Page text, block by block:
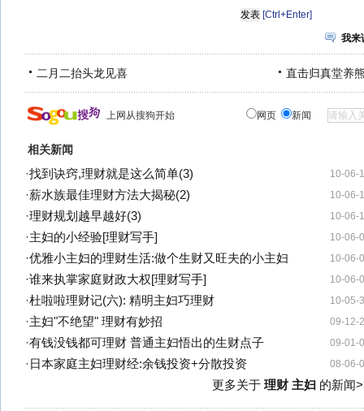
[Ctrl+Enter]
我来
二月二抬头龙见喜 直击归真堂养
上网从搜狗开始 网页 新闻
相关新闻
10-06-
·找到诀窍,理财就是这么简单(3)
10-06-
·薪水族最佳理财方法大揭秘(2)
10-06-
·理财规划越早越好(3)
10-06-
·主妇的小经验[理财写手]
10-06-
·优雅小主妇的理财生活:做个生财又旺夫的小主妇
10-06-
·谁来执掌家庭财政大权[理财写手]
10-05-
·杜啦啦理财记(六): 精明主妇巧理财
09-12-
·主妇"不绝望" 理财有妙招
09-01-
·有钱没钱都可理财 普通主妇悟出的生财点子
08-06-
· 日本家庭主妇理财经:余钱投资+分散投资
更多关于 理财 主妇 的新闻